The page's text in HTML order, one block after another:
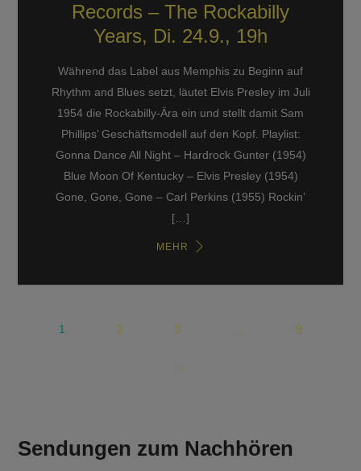
Records – The Rockabilly
Years, Di. 24.9., 19h
Während das Label aus Memphis zu Beginn auf
Rhythm and Blues setzt, läutet Elvis Presley im Juli
1954 die Rockabilly-Ära ein und stellt damit Sam
Phillips’ Geschäftsmodell auf den Kopf. Playlist:
Gonna Dance All Night – Hardrock Gunter (1954)
Blue Moon Of Kentucky – Elvis Presley (1954)
Gone, Gone, Gone – Carl Perkins (1955) Rockin’
[…]
MEHR
1 2 3 9
Sendungen zum Nachhören